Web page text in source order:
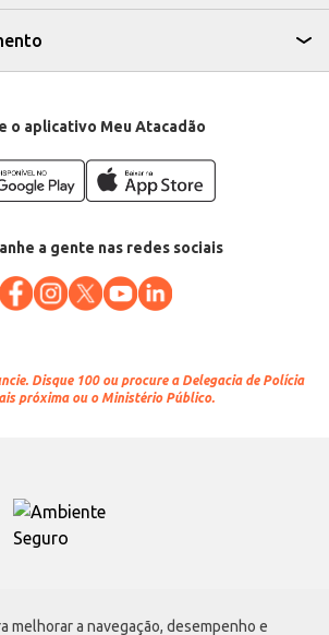
melhorar a navegação, desempenho e
o aplicativo Meu Atacadão
a gente nas redes sociais
Disque 100 ou procure a Delegacia de Polícia
próxima ou o Ministério Público.
Atacadão S.A.